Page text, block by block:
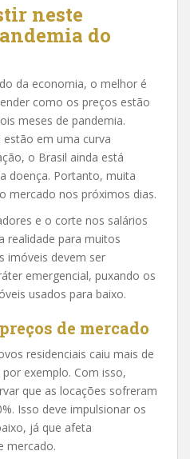
neste
do
da economia, o melhor é
como os preços estão
meses de pandemia.
em uma curva
o Brasil ainda está
doença. Portanto, muita
mercado nos próximos dias.
e o corte nos salários
realidade para muitos
imóveis devem ser
emergencial, puxando os
usados para baixo.
de mercado
residenciais caiu mais de
exemplo. Com isso,
que as locações sofreram
Isso deve impulsionar os
já que afeta
mercado.